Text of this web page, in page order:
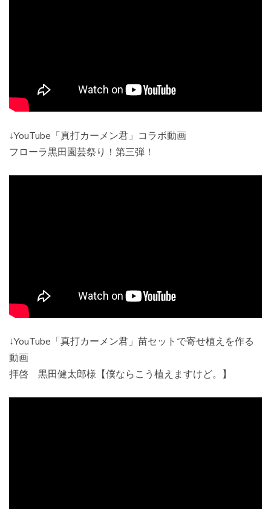
↓YouTube「真打カーメン君」コラボ動画
フローラ黒田園芸祭り！第三弾！
↓YouTube「真打カーメン君」苗セットで寄せ植えを作る
動画
拝啓 黒田健太郎様【僕ならこう植えますけど。】